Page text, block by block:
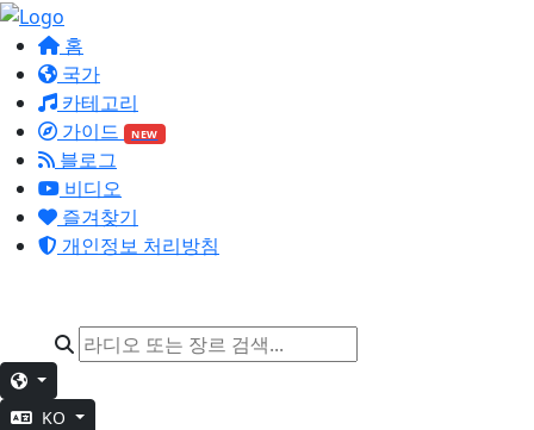
홈
국가
카테고리
가이드
NEW
블로그
비디오
즐겨찾기
개인정보 처리방침
KO